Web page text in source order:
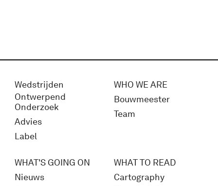
Wedstrijden
Ontwerpend
Onderzoek
Advies
Label
WHO WE ARE
Bouwmeester
Team
WHAT'S GOING ON
Nieuws
WHAT TO READ
Cartography